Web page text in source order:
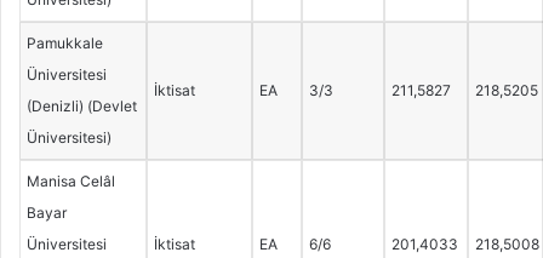
Pamukkale
Üniversitesi
(Denizli) (Devlet
Üniversitesi)
İktisat EA 3/3 211,5827 218,5205
Manisa Celâl
Bayar
Üniversitesi
İktisat EA 6/6 201,4033 218,5008